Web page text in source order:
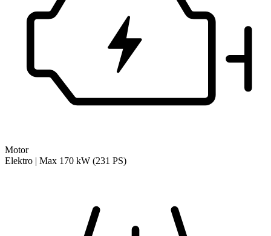
Motor
Elektro | Max 170 kW (231 PS)